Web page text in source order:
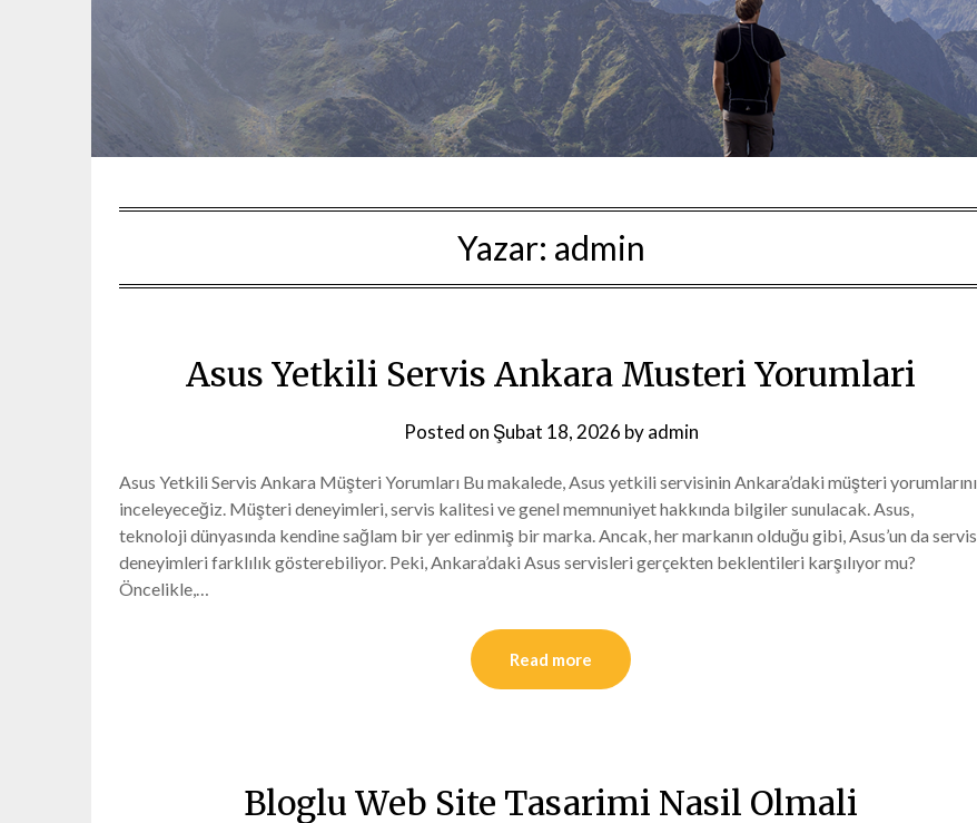
Yazar: admin
Asus Yetkili Servis Ankara Musteri Yorumlari
Posted on Şubat 18, 2026 byadmin
Asus Yetkili Servis Ankara Müşteri Yorumları Bu makalede, Asus yetkili servisinin Ankara’daki müşteri yorumlarını
inceleyeceğiz. Müşteri deneyimleri, servis kalitesi ve genel memnuniyet hakkında bilgiler sunulacak. Asus,
teknoloji dünyasında kendine sağlam bir yer edinmiş bir marka. Ancak, her markanın olduğu gibi, Asus’un da servis
deneyimleri farklılık gösterebiliyor. Peki, Ankara’daki Asus servisleri gerçekten beklentileri karşılıyor mu?
Öncelikle,…
Read more
Bloglu Web Site Tasarimi Nasil Olmali